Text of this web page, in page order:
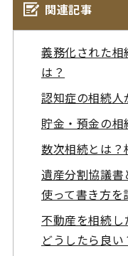
関連記事
義務化された相
は？
認知症の相続人
貯金・預金の相
数次相続とは
遺産分割協議書
使って書き方を
不動産を相続
どうしたら良い